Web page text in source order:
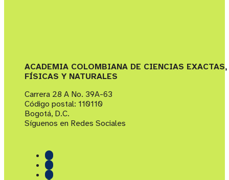
ACADEMIA COLOMBIANA DE CIENCIAS EXACTAS,
FÍSICAS Y NATURALES
Carrera 28 A No. 39A-63
Código postal: 110110
Bogotá, D.C.
Síguenos en Redes Sociales